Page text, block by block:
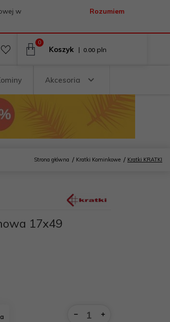
w
Rozumiem
0
Koszyk | 0.00 pln
Akcesoria
Strona główna Kratki Kominkowe Kratki KRATKI
17x49